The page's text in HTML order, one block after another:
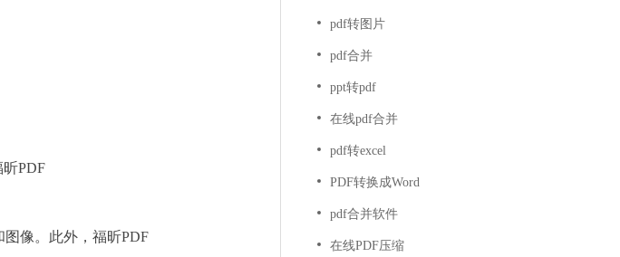
PDF
像。此外，福昕PDF
pdf转图片
pdf合并
ppt转pdf
在线pdf合并
pdf转excel
PDF转换成Word
pdf合并软件
在线PDF压缩